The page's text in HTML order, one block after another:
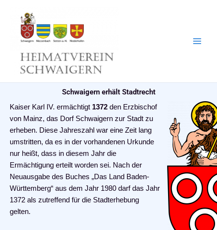
springen
Schwaigern erhält Stadtrecht
Kaiser Karl IV. ermächtigt 1372 den Erzbischof
von Mainz, das Dorf Schwaigern zur Stadt zu
erheben. Diese Jahreszahl war eine Zeit lang
umstritten, da es in der vorhandenen Urkunde
nur heißt, dass in diesem Jahr die
Ermächtigung erteilt worden sei. Nach der
Neuausgabe des Buches „Das Land Baden-
Württemberg“ aus dem Jahr 1980 darf das Jahr
1372 als zutreffend für die Stadterhebung
gelten.